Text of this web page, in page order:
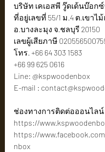
บริษัท เคเอสพี วู๊ดเด้นบ๊อก
ที่อยู่เลขที่ 55/1 ม.4 ต.เขาไ
อ.บางละมุง จ.ชลบุรี 20150
เลขผู้เสียภาษี
โทร. +66 64 303 1583
+66 99 625 0616
Line: @kspwoodenbox
E-mail :
ช่องทางการติดต่อออนไลน์
https://
https://
nbox